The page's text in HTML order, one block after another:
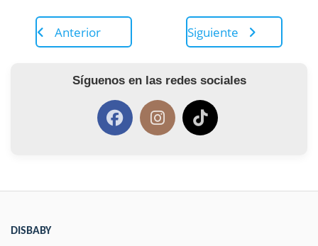
Anterior Siguiente
Síguenos en las redes sociales
DISBABY